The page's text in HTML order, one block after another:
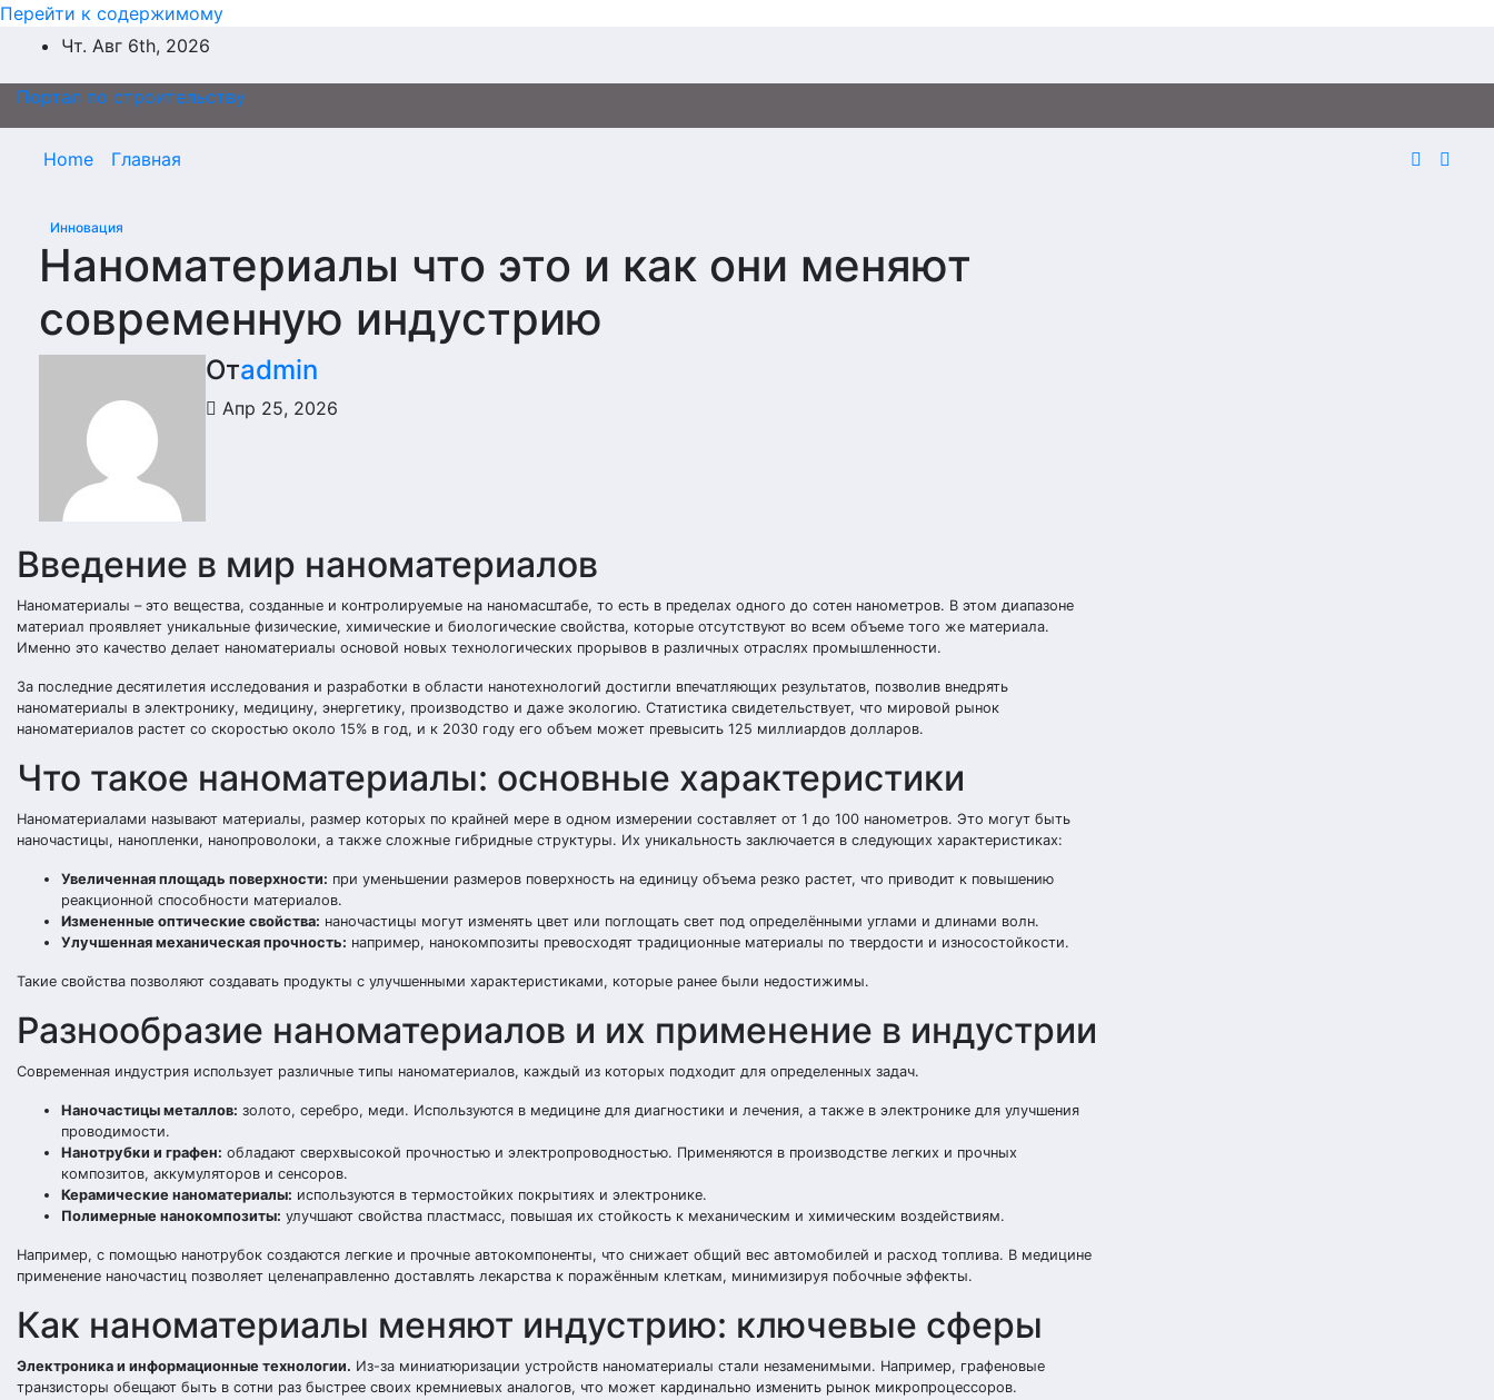
Перейти к содержимому
Чт. Авг 6th, 2026
Портал по строительству
Home Главная
Инновация
Наноматериалы что это и как они меняют
современную индустрию
Отadmin
Апр 25, 2026
Введение в мир наноматериалов
Наноматериалы – это вещества, созданные и контролируемые на наномасштабе, то есть в пределах одного до сотен нанометров. В этом диапазоне
материал проявляет уникальные физические, химические и биологические свойства, которые отсутствуют во всем объеме того же материала.
Именно это качество делает наноматериалы основой новых технологических прорывов в различных отраслях промышленности.
За последние десятилетия исследования и разработки в области нанотехнологий достигли впечатляющих результатов, позволив внедрять
наноматериалы в электронику, медицину, энергетику, производство и даже экологию. Статистика свидетельствует, что мировой рынок
наноматериалов растет со скоростью около 15% в год, и к 2030 году его объем может превысить 125 миллиардов долларов.
Что такое наноматериалы: основные характеристики
Наноматериалами называют материалы, размер которых по крайней мере в одном измерении составляет от 1 до 100 нанометров. Это могут быть
наночастицы, нанопленки, нанопроволоки, а также сложные гибридные структуры. Их уникальность заключается в следующих характеристиках:
Увеличенная площадь поверхности: при уменьшении размеров поверхность на единицу объема резко растет, что приводит к повышению
реакционной способности материалов.
Измененные оптические свойства: наночастицы могут изменять цвет или поглощать свет под определёнными углами и длинами волн.
Улучшенная механическая прочность: например, нанокомпозиты превосходят традиционные материалы по твердости и износостойкости.
Такие свойства позволяют создавать продукты с улучшенными характеристиками, которые ранее были недостижимы.
Разнообразие наноматериалов и их применение в индустрии
Современная индустрия использует различные типы наноматериалов, каждый из которых подходит для определенных задач.
Наночастицы металлов: золото, серебро, меди. Используются в медицине для диагностики и лечения, а также в электронике для улучшения
проводимости.
Нанотрубки и графен: обладают сверхвысокой прочностью и электропроводностью. Применяются в производстве легких и прочных
композитов, аккумуляторов и сенсоров.
Керамические наноматериалы: используются в термостойких покрытиях и электронике.
Полимерные нанокомпозиты: улучшают свойства пластмасс, повышая их стойкость к механическим и химическим воздействиям.
Например, с помощью нанотрубок создаются легкие и прочные автокомпоненты, что снижает общий вес автомобилей и расход топлива. В медицине
применение наночастиц позволяет целенаправленно доставлять лекарства к поражённым клеткам, минимизируя побочные эффекты.
Как наноматериалы меняют индустрию: ключевые сферы
Электроника и информационные технологии. Из-за миниатюризации устройств наноматериалы стали незаменимыми. Например, графеновые
транзисторы обещают быть в сотни раз быстрее своих кремниевых аналогов, что может кардинально изменить рынок микропроцессоров.